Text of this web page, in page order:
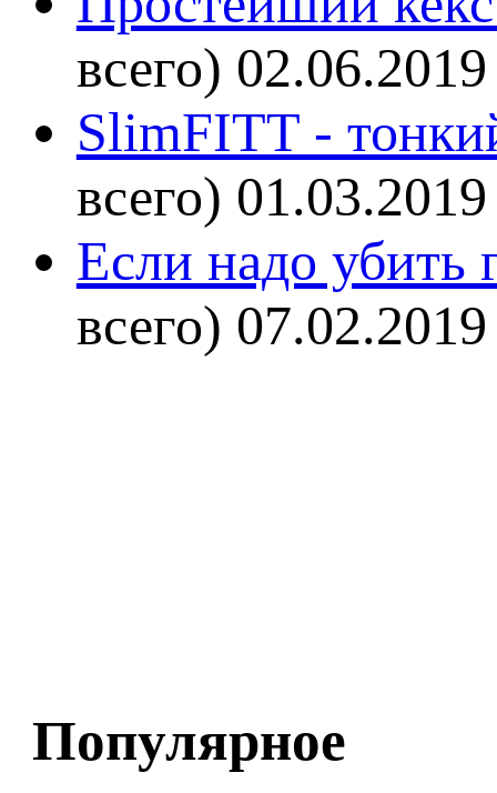
всего) 02.06.2019
SlimFITT -
всего) 01.03.2019
Если надо убить
всего) 07.02.2019
Популярное